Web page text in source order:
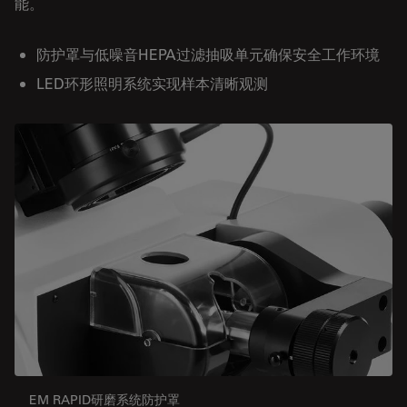
防护罩与低噪音HEPA过滤抽吸单元确保安全工作环境
LED环形照明系统实现样本清晰观测
EM RAPID研磨系统防护罩